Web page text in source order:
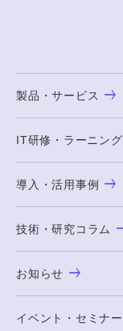
製品・サービス
IT研修・ラーニング
導入・活用事例
技術・研究コラム
お知らせ
イベント・セミナー